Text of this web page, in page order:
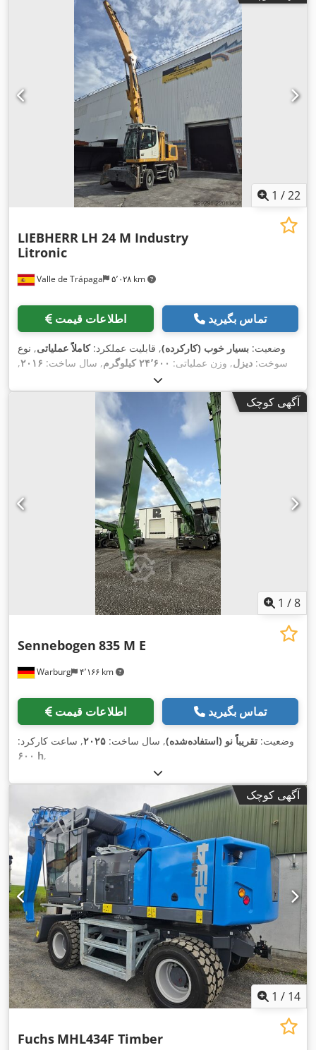
1 /22
Valle de Trápaga ۵٬۰۲۸ km
LIEBHERR LH 24 M Industry
Litronic
اطلاعات قیمت تماس بگیرید
وضعیت: بسیار خوب (کارکرده), قابلیت عملکرد:کاملاً عملیاتی, نوع
سوخت: دیزل, وزن عملیاتی: ۲۴٬۶۰۰ کیلوگرم , سال ساخت: ۲۰۱۶,
آگهی کوچک
1 /8
Warburg ۴٬۱۶۶ km
Sennebogen 835 M E
اطلاعات قیمت تماس بگیرید
وضعیت: تقریباً نو (استفاده‌شده), سال ساخت: ۲۰۲۵, ساعت کارکرد:
۶۰۰ h,
آگهی کوچک
1 / 14
Fuchs MHL434F Timber